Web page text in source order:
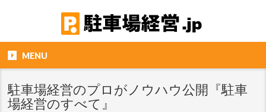
MENU
駐車場経営のプロがノウハウ公開『駐車
場経営のすべて』